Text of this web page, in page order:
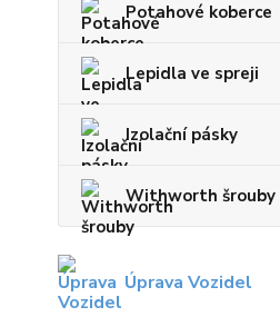
Potahové koberce
Lepidla ve spreji
Izolační pásky
Withworth šrouby
Úprava Vozidel